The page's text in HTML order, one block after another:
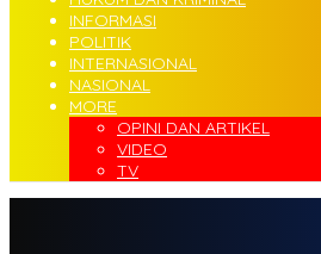
INFORMASI
POLITIK
INTERNASIONAL
NASIONAL
MORE
OPINI DAN ARTIKEL
VIDEO
TV